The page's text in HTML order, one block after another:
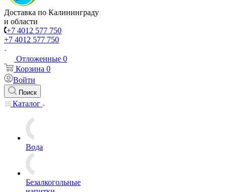
Доставка по Калининграду
и области
+7 4012 577 750
+7 4012 577 750
Отложенные 0
Корзина 0
Войти
Поиск
Каталог
Вода
Безалкогольные